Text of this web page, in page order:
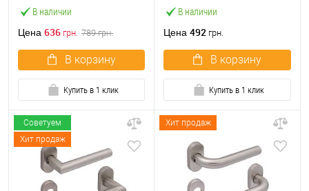
В наличии
Цена 636 грн. 789грн.
В корзину
Купить в 1 клик
В наличии
сталь
Цена 492 грн.
В корзину
Купить в 1 клик
Советуем
Хит продаж
Хит продаж